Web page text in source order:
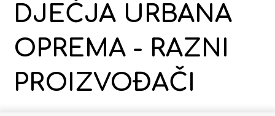
DJEČJA URBANA
OPREMA - RAZNI
PROIZVOĐAČI